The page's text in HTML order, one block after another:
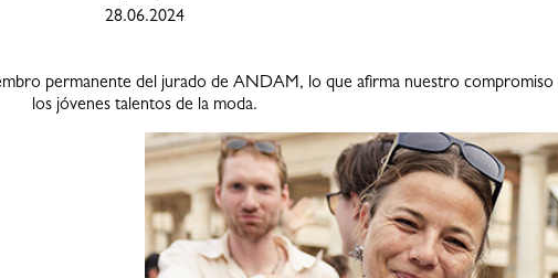
28.06.2024
permanente del jurado de ANDAM, lo que afirma nuestro compromiso
los jóvenes talentos de la moda.